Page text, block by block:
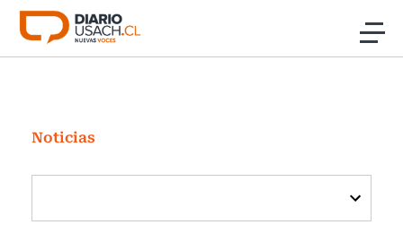
Click acá para ir directamente al contenido
Investigación
Cultura
Programas Radio y TV Usach
Noticias